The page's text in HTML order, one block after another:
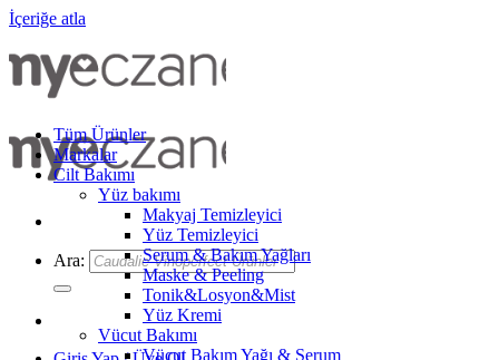
İçeriğe atla
Ara:
Tüm Ürünler
Markalar
Cilt Bakımı
Yüz bakımı
Makyaj Temizleyici
Yüz Temizleyici
Serum & Bakım Yağları
Maske & Peeling
Tonik&Losyon&Mist
Yüz Kremi
Vücut Bakımı
Vücut Bakım Yağı & Serum